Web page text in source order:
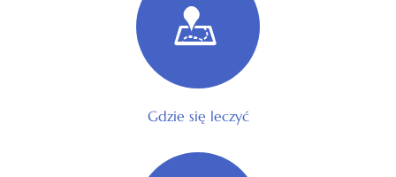
Gdzie się leczyć